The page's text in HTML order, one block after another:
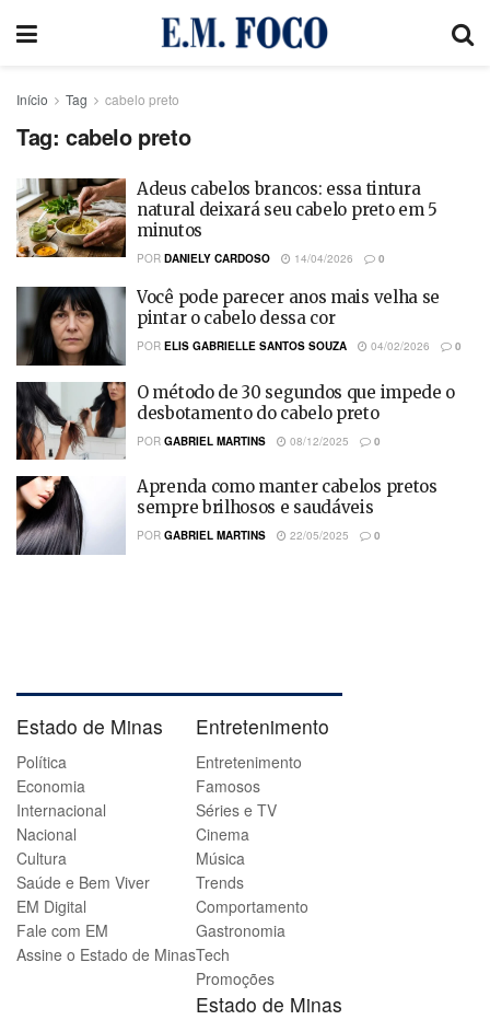
Início Tag cabelo preto
Tag: cabelo preto
Adeus cabelos brancos: essa tintura
natural deixará seu cabelo preto em 5
minutos
POR DANIELY CARDOSO 14/04/2026 0
Você pode parecer anos mais velha se
pintar o cabelo dessa cor
POR ELIS GABRIELLE SANTOS SOUZA 04/02/2026 0
O método de 30 segundos que impede o
desbotamento do cabelo preto
POR GABRIEL MARTINS 08/12/2025 0
Aprenda como manter cabelos pretos
sempre brilhosos e saudáveis
POR GABRIEL MARTINS 22/05/2025 0
Estado de Minas
Política
Economia
Internacional
Nacional
Cultura
Saúde e Bem Viver
EM Digital
Fale com EM
Assine o Estado de Minas
Entretenimento
Entretenimento
Famosos
Séries e TV
Cinema
Música
Trends
Comportamento
Gastronomia
Tech
Promoções
Estado de Minas